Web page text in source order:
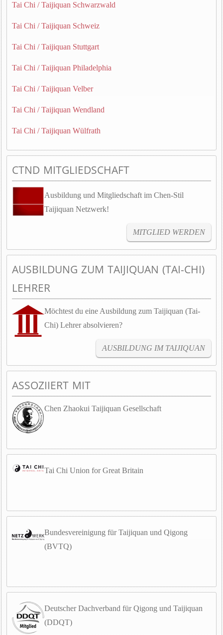
Tai Chi / Taijiquan Schwarzwald
Tai Chi / Taijiquan Schweiz
Tai Chi / Taijiquan Stuttgart
Tai Chi / Taijiquan Philadelphia
Tai Chi / Taijiquan Velber
Tai Chi / Taijiquan Wendland
Tai Chi / Taijiquan Wülfrath
CTND MITGLIEDSCHAFT
Ausbildung und Mitgliedschaft im Chen-Stil
Taijiquan Netzwerk!
MITGLIED WERDEN
AUSBILDUNG ZUM TAIJIQUAN (TAI-CHI)
LEHRER
Möchtest du eine Ausbildung zum Taijiquan (Tai-
Chi) Lehrer absolvieren?
AUSBILDUNG IM TAIJIQUAN
ASSOZIIERT MIT
Chen Zhaokui Taijiquan Gesellschaft
Tai Chi Union for Great Britain
Bundesvereinigung für Taijiquan und Qigong
(BVTQ)
Deutscher Dachverband für Qigong und Taijiquan
(DDQT)